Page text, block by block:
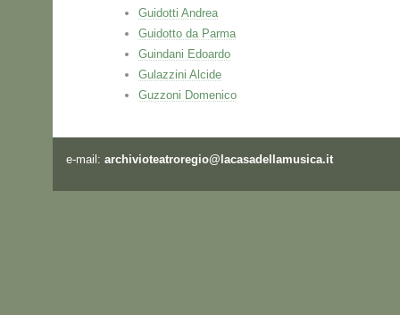
Guidotti Andrea
Guidotto da Parma
Guindani Edoardo
Gulazzini Alcide
Guzzoni Domenico
e-mail: archivioteatroregio@lacasadellamusica.it